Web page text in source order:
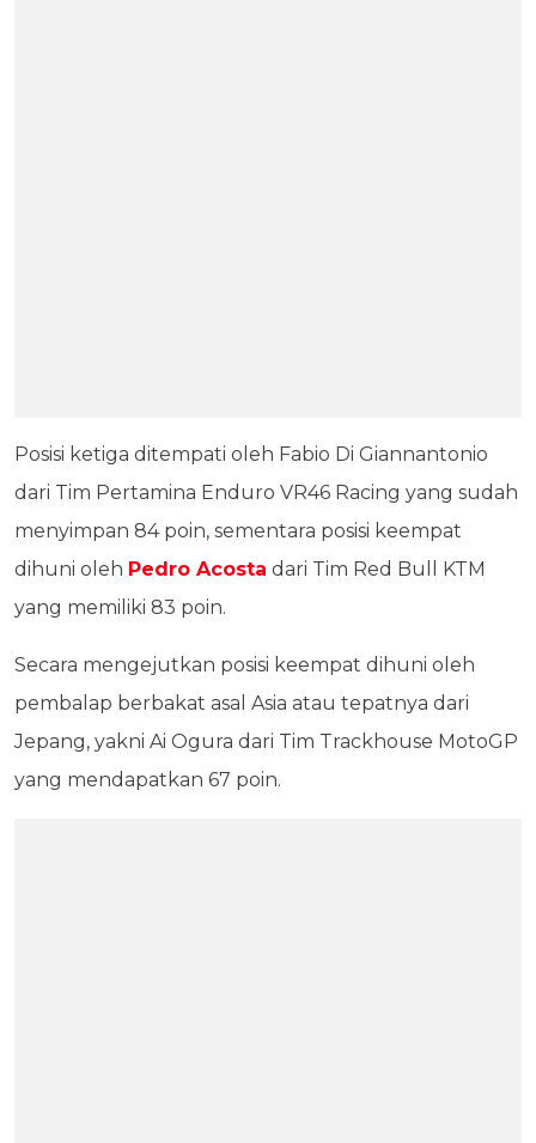
Posisi ketiga ditempati oleh Fabio Di Giannantonio
dari Tim Pertamina Enduro VR46 Racing yang sudah
menyimpan 84 poin, sementara posisi keempat
dihuni oleh Pedro Acosta dari Tim Red Bull KTM
yang memiliki 83 poin.
Secara mengejutkan posisi keempat dihuni oleh
pembalap berbakat asal Asia atau tepatnya dari
Jepang, yakni Ai Ogura dari Tim Trackhouse MotoGP
yang mendapatkan 67 poin.